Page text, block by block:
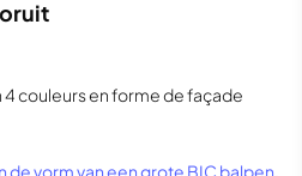
couleurs en forme de façade